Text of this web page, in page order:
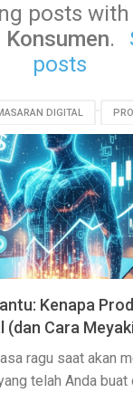
posts with
.
posts
DIGITAL
STRATEGI HARGA
Kenapa
(dan Cara
ragu saat akan
telah Anda buat